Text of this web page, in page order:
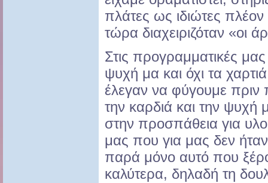
πλάτες ως ιδιώτες
τώρα διαχειριζόταν «οι
Στις προγραμματικές
ψυχή μα και όχι τα
έλεγαν να φύγουμε
την καρδιά και την
στην προσπάθεια για
μας που για μας δεν
παρά μόνο αυτό που
καλύτερα, δηλαδή τη